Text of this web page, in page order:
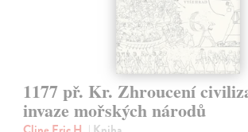
1177 př. Kr. Zhroucení
invaze mořských národů